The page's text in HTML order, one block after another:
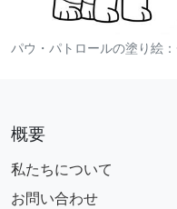
概要
私たちについて
お問い合わせ